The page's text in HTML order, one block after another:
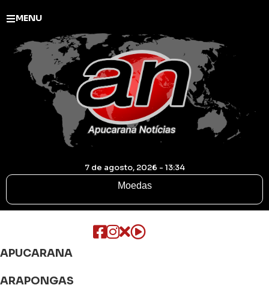
MENU
7 de agosto, 2026 - 13:34
Moedas
APUCARANA
ARAPONGAS